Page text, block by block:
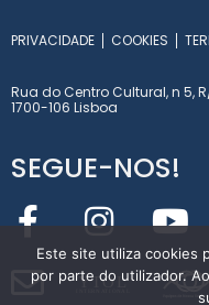
PRIVACIDADE COOKIES
Rua do Centro Cultural, n 5,
1700-106 Lisboa
SEGUE-NOS!
YTO L
Este site utiliza cookies
por parte do utilizador.